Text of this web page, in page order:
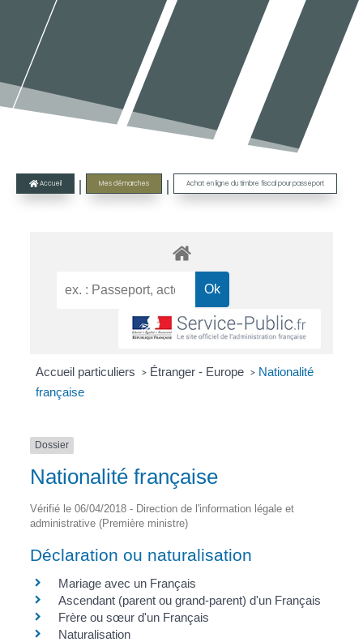
 Accueil | Mes démarches | Achat en ligne du timbre fiscal pour passeport
Accueil particuliers > Étranger - Europe > Nationalité
française
Dossier
Nationalité française
Vérifié le 06/04/2018 - Direction de l'information légale et
administrative (Première ministre)
Déclaration ou naturalisation
Mariage avec un Français
Ascendant (parent ou grand-parent) d'un Français
Frère ou sœur d'un Français
Naturalisation